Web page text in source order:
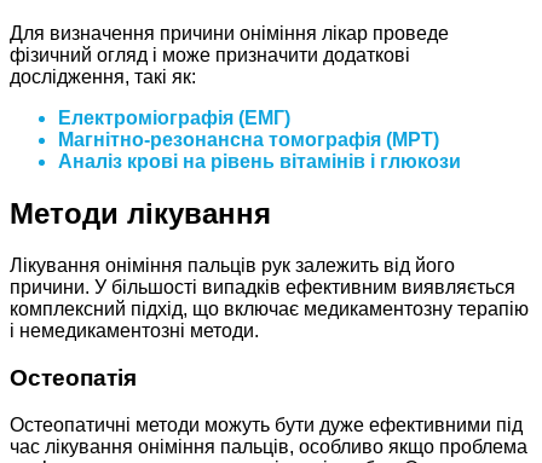
Для визначення причини оніміння лікар проведе
фізичний огляд і може призначити додаткові
дослідження, такі як:
Електроміографія (ЕМГ)
Магнітно-резонансна томографія (МРТ)
Аналіз крові на рівень вітамінів і глюкози
Методи лікування
Лікування оніміння пальців рук залежить від його
причини. У більшості випадків ефективним виявляється
комплексний підхід, що включає медикаментозну терапію
і немедикаментозні методи.
Остеопатія
Остеопатичні методи можуть бути дуже ефективними під
час лікування оніміння пальців, особливо якщо проблема